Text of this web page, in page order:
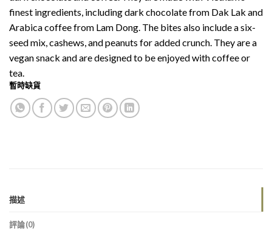
finest ingredients, including dark chocolate from Dak Lak and
Arabica coffee from Lam Dong. The bites also include a six-
seed mix, cashews, and peanuts for added crunch. They are a
vegan snack and are designed to be enjoyed with coffee or
tea.
暫時缺貨
描述
評論(0)